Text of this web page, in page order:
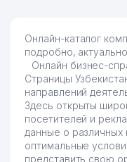
Онлайн-каталог
подробно, актуально
Онлайн бизнес-
Страницы
направлений
Здесь открыты
посетителей и
данные о различных
оптимальные
представить свою